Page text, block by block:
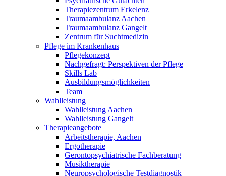
Therapiezentrum Erkelenz
Traumaambulanz Aachen
Traumaambulanz Gangelt
Zentrum für Suchtmedizin
Pflege im Krankenhaus
Pflegekonzept
Nachgefragt: Perspektiven der Pflege
Skills Lab
Ausbildungsmöglichkeiten
Team
Wahlleistung
Wahlleistung Aachen
Wahlleistung Gangelt
Therapieangebote
Arbeitstherapie, Aachen
Ergotherapie
Gerontopsychiatrische Fachberatung
Musiktherapie
Neuropsychologische Testdiagnostik